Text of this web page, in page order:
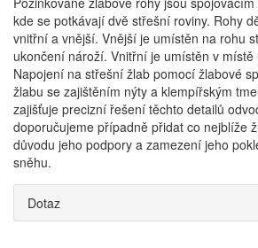
kde se potkávají dvě střešní roviny. Rohy
vnitřní a vnější. Vnější je umístěn na rohu
ukončení nároží. Vnitřní je umístěn v
Napojení na střešní žlab pomocí žlabové
žlabu se zajištěním nýty a klempířským
zajišťuje precizní řešení těchto detailů
doporučujeme případně přidat co nejblíže
důvodu jeho podpory a zamezení jeho
sněhu.
Dotaz